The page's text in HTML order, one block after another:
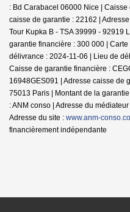
: Bd Carabacel 06000 Nice |
caisse de garantie : 22162 |
Tour Kupka B - TSA 39999 - 92919
garantie financière : 300 000 |
délivrance : 2024-11-06 | Lieu de
Caisse de garantie financière :
16948GES091 | Adresse caisse de
75013 Paris | Montant de la
: ANM conso | Adresse du
Adresse du site : www.anm-
financièrement indépendante